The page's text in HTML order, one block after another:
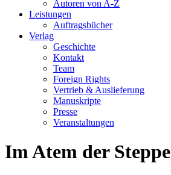
Autoren von A-Z
Leistungen
Auftragsbücher
Verlag
Geschichte
Kontakt
Team
Foreign Rights
Vertrieb & Auslieferung
Manuskripte
Presse
Veranstaltungen
Im Atem der Steppe